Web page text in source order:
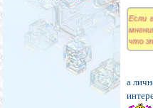
Если
что
а